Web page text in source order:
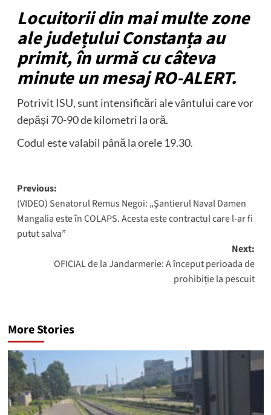
Locuitorii din mai multe zone
ale județului Constanța au
primit, în urmă cu câteva
minute un mesaj RO-ALERT.
Potrivit ISU, sunt intensificări ale vântului care vor
depăși 70-90 de kilometri la oră.
Codul este valabil până la orele 19.30.
Post
navigation
Previous:
(VIDEO) Senatorul Remus Negoi: „Şantierul Naval Damen
Mangalia este în COLAPS. Acesta este contractul care l-ar fi
putut salva”
Next:
OFICIAL de la Jandarmerie: A început perioada de
prohibiție la pescuit
More Stories